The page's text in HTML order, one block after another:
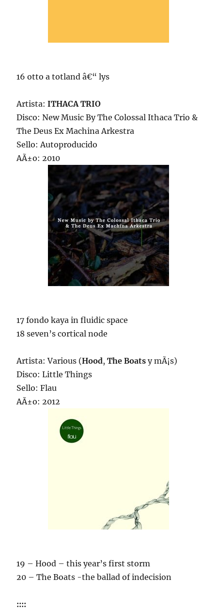
16 otto a totland â€“ lys
Artista:ITHACA TRIO
Disco: New Music By The Colossal Ithaca Trio &
The Deus Ex Machina Arkestra
Sello: Autoproducido
AÃ±o: 2010
17 fondo kaya in fluidic space
18 seven’s cortical node
Artista: Various (Hood,The Boatsy mÃ¡s)
Disco: Little Things
Sello: Flau
AÃ±o: 2012
19 – Hood – this year’s first storm
20 – The Boats -the ballad of indecision
::::